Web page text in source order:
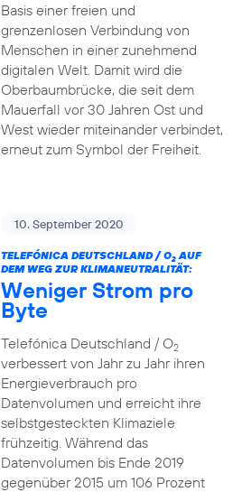
Basis einer freien und
grenzenlosen Verbindung von
Menschen in einer zunehmend
digitalen Welt. Damit wird die
Oberbaumbrücke, die seit dem
Mauerfall vor 30 Jahren Ost und
West wieder miteinander verbindet,
erneut zum Symbol der Freiheit.
10. September 2020
TELEFÓNICA DEUTSCHLAND / O2AUF
DEM WEG ZUR KLIMANEUTRALITÄT:
Weniger Strom pro
Byte
Telefónica Deutschland / O2
verbessert von Jahr zu Jahr ihren
Energieverbrauch pro
Datenvolumen und erreicht ihre
selbstgesteckten Klimaziele
frühzeitig. Während das
Datenvolumen bis Ende 2019
gegenüber 2015 um 106 Prozent